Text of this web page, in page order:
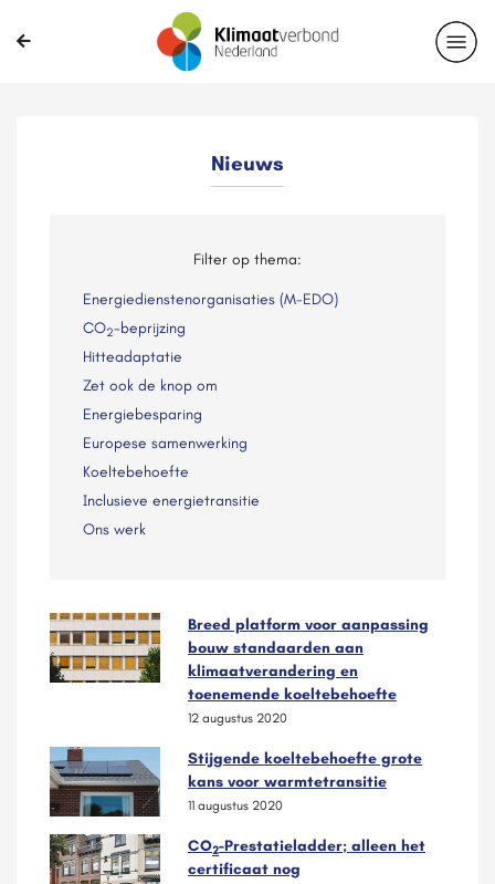
Nieuws
Filter op thema:
Energiedienstenorganisaties (M-EDO)
CO2-beprijzing
Hitteadaptatie
Zet ook de knop om
Energiebesparing
Europese samenwerking
Koeltebehoefte
Inclusieve energietransitie
Ons werk
Breed platform voor aanpassing
bouw standaarden aan
klimaatverandering en
toenemende koeltebehoefte
12 augustus 2020
Stijgende koeltebehoefte grote
kans voor warmtetransitie
11 augustus 2020
CO2-Prestatieladder; alleen het
certificaat nog